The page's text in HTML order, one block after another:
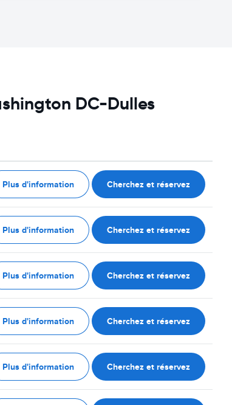
DC-Dulles
Plus d'information Cherchez et réservez
Plus d'information Cherchez et réservez
Plus d'information Cherchez et réservez
Plus d'information Cherchez et réservez
Plus d'information Cherchez et réservez